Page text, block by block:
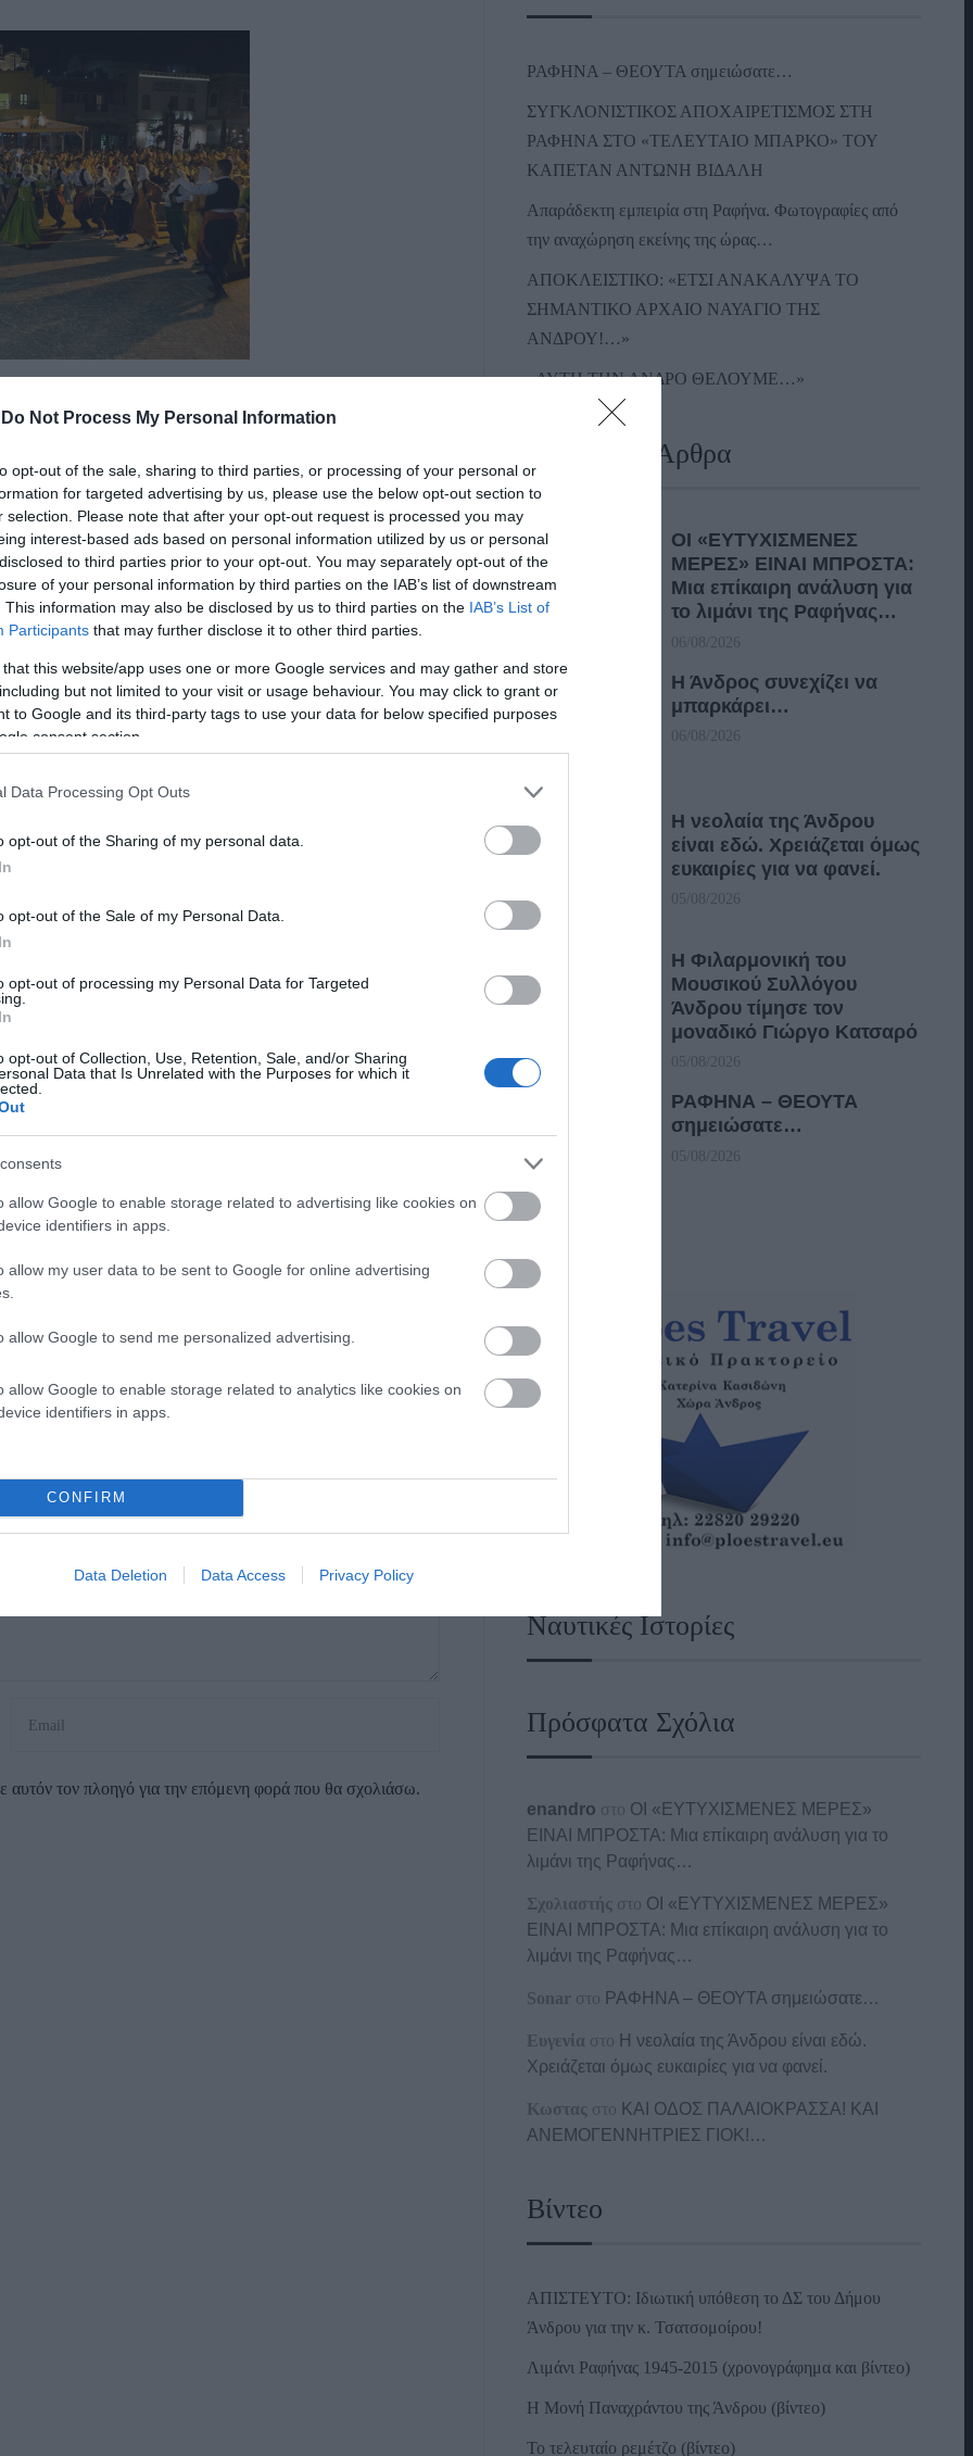
Do Not Process My Personal Information
opt-out of the sale, sharing to third parties, or processing of your personal or
for targeted advertising by us, please use the below opt-out section to
selection. Please note that after your opt-out request is processed you may
interest-based ads based on personal information utilized by us or personal
to third parties prior to your opt-out. You may separately opt-out of the
of your personal information by third parties on the IAB’s list of downstream
This information may also be disclosed by us to third parties on the IAB’s List of
Participants that may further disclose it to other third parties.
that this website/app uses one or more Google services and may gather and store
but not limited to your visit or usage behaviour. You may click to grant or
to Google and its third-party tags to use your data for below specified purposes
consent section.
Data Processing Opt Outs
opt-out of the Sharing of my personal data.
opt-out of the Sale of my Personal Data.
opt-out of processing my Personal Data for Targeted
opt-out of Collection, Use, Retention, Sale, and/or Sharing
Data that Is Unrelated with the Purposes for which it
allow Google to enable storage related to advertising like cookies on
identifiers in apps.
allow my user data to be sent to Google for online advertising
allow Google to send me personalized advertising.
allow Google to enable storage related to analytics like cookies on
identifiers in apps.
CONFIRM
Data Deletion Data Access Privacy Policy
χορευτικό του Φιλοπρόοδου Όμιλου Γαυρίου
Ρέρας στο λαούτο και Γιώργος Κατσίκης στην
Τμημάτων, την σκυτάλη στον χορό πήρε ο κόσμος
είχαμε την τιμή να παρευρεθει και να χορέψει μαζί μας
της εκδήλωσης έγινε και η απονομή των μεταλλείων στους
τον πλοηγό για την επόμενη φορά που θα σχολιάσω.
ΡΑΦΗΝΑ – ΘΕΟΥΤΑ σημειώσατε…
ΣΥΓΚΛΟΝΙΣΤΙΚΟΣ ΑΠΟΧΑΙΡΕΤΙΣΜΟΣ ΣΤΗ
ΡΑΦΗΝΑ ΣΤΟ «ΤΕΛΕΥΤΑΙΟ ΜΠΑΡΚΟ» ΤΟΥ
ΚΑΠΕΤΑΝ ΑΝΤΩΝΗ ΒΙΔΑΛΗ
Απαράδεκτη εμπειρία στη Ραφήνα. Φωτογραφίες από
την αναχώρηση εκείνης της ώρας…
ΑΠΟΚΛΕΙΣΤΙΚΟ: «ΕΤΣΙ ΑΝΑΚΑΛΥΨΑ ΤΟ
ΣΗΜΑΝΤΙΚΟ ΑΡΧΑΙΟ ΝΑΥΑΓΙΟ ΤΗΣ
ΑΝΔΡΟΥ!…»
«ΑΥΤΗ ΤΗΝ ΑΝΔΡΟ ΘΕΛΟΥΜΕ…»
Πρόσφατα Άρθρα
ΟΙ «ΕΥΤΥΧΙΣΜΕΝΕΣ
ΜΕΡΕΣ» ΕΙΝΑΙ ΜΠΡΟΣΤΑ:
Μια επίκαιρη ανάλυση για
το λιμάνι της Ραφήνας…
06/08/2026
Η Άνδρος συνεχίζει να
μπαρκάρει…
06/08/2026
Η νεολαία της Άνδρου
είναι εδώ. Χρειάζεται όμως
ευκαιρίες για να φανεί.
05/08/2026
Η Φιλαρμονική του
Μουσικού Συλλόγου
Άνδρου τίμησε τον
μοναδικό Γιώργο Κατσαρό
05/08/2026
ΡΑΦΗΝΑ – ΘΕΟΥΤΑ
σημειώσατε…
05/08/2026
Ναυτικές Ιστορίες
Πρόσφατα Σχόλια
enandro στο ΟΙ «ΕΥΤΥΧΙΣΜΕΝΕΣ ΜΕΡΕΣ»
ΕΙΝΑΙ ΜΠΡΟΣΤΑ: Μια επίκαιρη ανάλυση για το
λιμάνι της Ραφήνας…
Σχολιαστής στο ΟΙ «ΕΥΤΥΧΙΣΜΕΝΕΣ ΜΕΡΕΣ»
ΕΙΝΑΙ ΜΠΡΟΣΤΑ: Μια επίκαιρη ανάλυση για το
λιμάνι της Ραφήνας…
Sonar στο ΡΑΦΗΝΑ – ΘΕΟΥΤΑ σημειώσατε…
Ευγενία στο Η νεολαία της Άνδρου είναι εδώ.
Χρειάζεται όμως ευκαιρίες για να φανεί.
Κωστας στο ΚΑΙ ΟΔΟΣ ΠΑΛΑIΟΚΡΑΣΣΑ! ΚΑΙ
ΑΝΕΜΟΓΕΝΝΗΤΡΙΕΣ ΓΙΟΚ!…
Βίντεο
ΑΠΙΣΤΕΥΤΟ: Ιδιωτική υπόθεση το ΔΣ του Δήμου
Άνδρου για την κ. Τσατσομοίρου!
Λιμάνι Ραφήνας 1945-2015 (χρονογράφημα και βίντεο)
Η Μονή Παναχράντου της Άνδρου (βίντεο)
Το τελευταίο ρεμέτζο (βίντεο)